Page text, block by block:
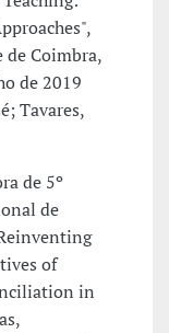
de Coimbra,
de 2019
Tavares,
de 5º
de
of
in